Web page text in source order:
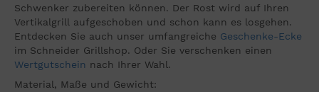
Schwenker zubereiten können. Der Rost wird auf Ihren
Vertikalgrill aufgeschoben und schon kann es losgehen.
Entdecken Sie auch unser umfangreiche Geschenke-Ecke
im Schneider Grillshop. Oder Sie verschenken einen
Wertgutschein nach Ihrer Wahl.
Material, Maße und Gewicht: